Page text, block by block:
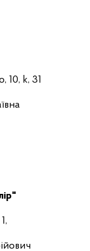
10, k, 31